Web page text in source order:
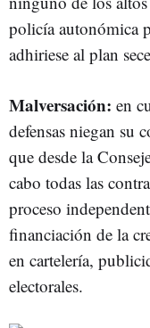
policía autonómica
adhiriese al plan
Malversación: en
defensas niegan su
que desde la
cabo todas las
proceso
financiación de la
en cartelería,
electorales.